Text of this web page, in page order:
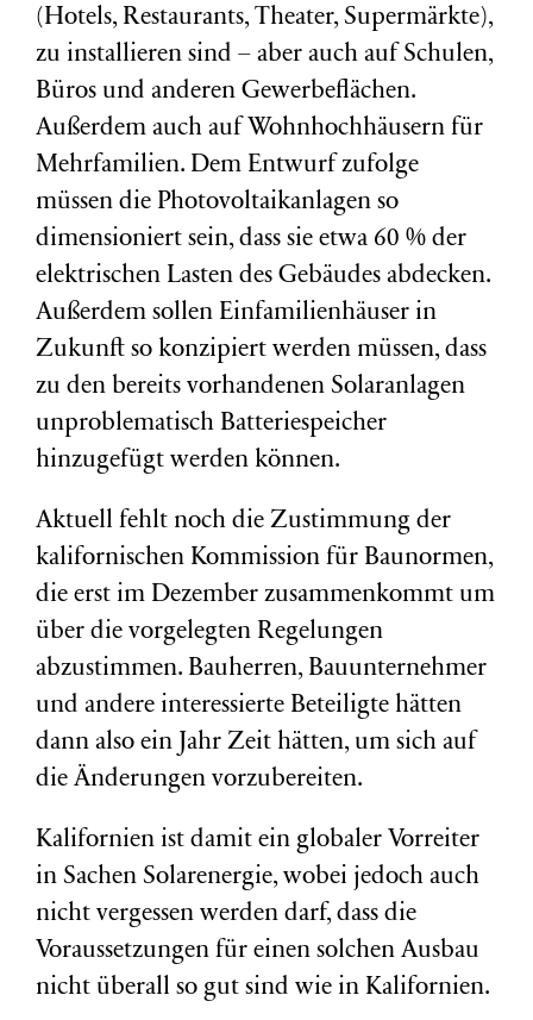
(Hotels, Restaurants, Theater, Supermärkte),
zu installieren sind – aber auch auf Schulen,
Büros und anderen Gewerbeflächen.
Außerdem auch auf Wohnhochhäusern für
Mehrfamilien. Dem Entwurf zufolge
müssen die Photovoltaikanlagen so
dimensioniert sein, dass sie etwa 60 % der
elektrischen Lasten des Gebäudes abdecken.
Außerdem sollen Einfamilienhäuser in
Zukunft so konzipiert werden müssen, dass
zu den bereits vorhandenen Solaranlagen
unproblematisch Batteriespeicher
hinzugefügt werden können.
Aktuell fehlt noch die Zustimmung der
kalifornischen Kommission für Baunormen,
die erst im Dezember zusammenkommt um
über die vorgelegten Regelungen
abzustimmen. Bauherren, Bauunternehmer
und andere interessierte Beteiligte hätten
dann also ein Jahr Zeit hätten, um sich auf
die Änderungen vorzubereiten.
Kalifornien ist damit ein globaler Vorreiter
in Sachen Solarenergie, wobei jedoch auch
nicht vergessen werden darf, dass die
Voraussetzungen für einen solchen Ausbau
nicht überall so gut sind wie in Kalifornien.